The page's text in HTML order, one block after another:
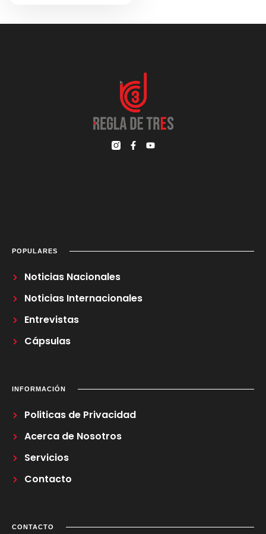
POPULARES
Noticias Nacionales
Noticias Internacionales
Entrevistas
Cápsulas
INFORMACIÓN
Politicas de Privacidad
Acerca de Nosotros
Servicios
Contacto
CONTACTO